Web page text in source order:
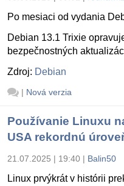
Po mesiaci od vydania
Debian 13.1 Trixie
bezpečnostných
Zdroj: Debian
| Nová verzia
Používanie Linuxu
USA rekordnú
21.07.2025 | 19:40 | Balin50
Linux prvýkrát v histórii